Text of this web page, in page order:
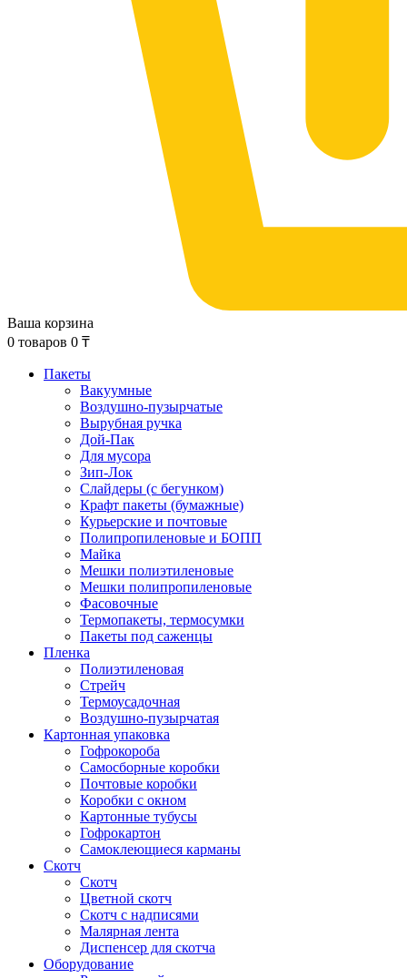
Ваша корзина
0 товаров 0 ₸
Пакеты
Вакуумные
Воздушно-пузырчатые
Вырубная ручка
Дой-Пак
Для мусора
Зип-Лок
Слайдеры (с бегунком)
Крафт пакеты (бумажные)
Курьерские и почтовые
Полипропиленовые и БОПП
Майка
Мешки полиэтиленовые
Мешки полипропиленовые
Фасовочные
Термопакеты, термосумки
Пакеты под саженцы
Пленка
Полиэтиленовая
Стрейч
Термоусадочная
Воздушно-пузырчатая
Картонная упаковка
Гофрокороба
Самосборные коробки
Почтовые коробки
Коробки с окном
Картонные тубусы
Гофрокартон
Самоклеющиеся карманы
Скотч
Скотч
Цветной скотч
Скотч с надписями
Малярная лента
Диспенсер для скотча
Оборудование